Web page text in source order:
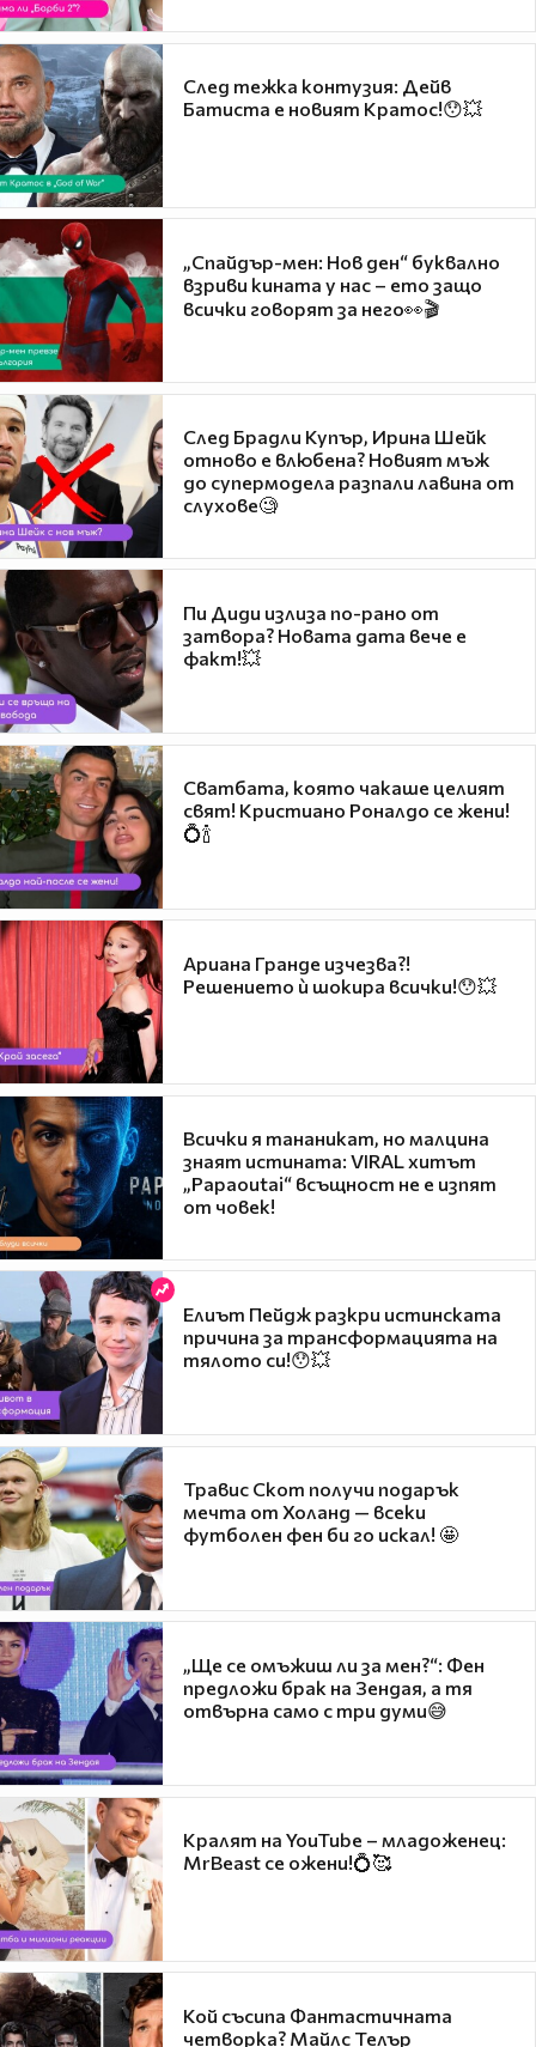
След тежка контузия: Дейв
Батиста е новият Кратос!😯💥
„Спайдър-мен: Нов ден“ буквално
взриви кината у нас – ето защо
всички говорят за него👀🎬
След Брадли Купър, Ирина Шейк
отново е влюбена? Новият мъж
до супермодела разпали лавина от
слухове🧐
Пи Диди излиза по-рано от
затвора? Новата дата вече е
факт!💥
Сватбата, която чакаше целият
свят! Кристиано Роналдо се жени!
💍🍾
Ариана Гранде изчезва?!
Решението ѝ шокира всички!😯💥
Всички я тананикат, но малцина
знаят истината: VIRAL хитът
„Papaoutai“ всъщност не е изпят
от човек!
Елиът Пейдж разкри истинската
причина за трансформацията на
тялото си!😯💥
Травис Скот получи подарък
мечта от Холанд — всеки
футболен фен би го искал! 🤩
„Ще се омъжиш ли за мен?“: Фен
предложи брак на Зендая, а тя
отвърна само с три думи😅
Кралят на YouTube – младоженец:
MrBeast се ожени!💍🥰
Кой съсипа Фантастичната
четворка? Майлс Телър